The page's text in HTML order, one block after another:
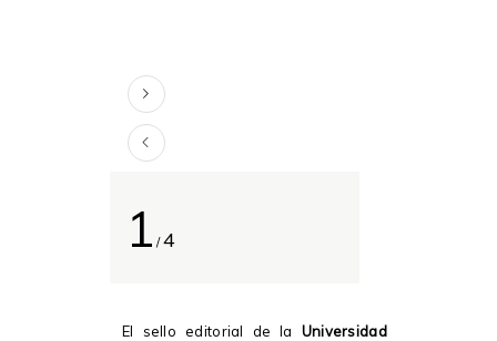
1 /4
El sello editorial de la Universidad